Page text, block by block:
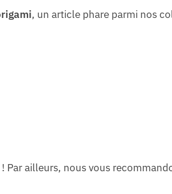
, un article phare parmi nos
! Par ailleurs, nous vous